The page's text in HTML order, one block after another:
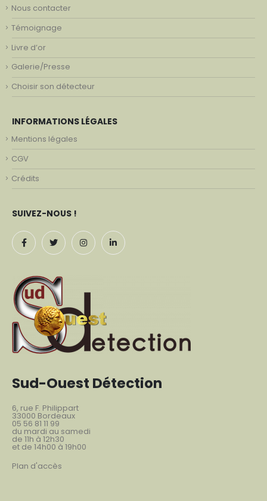
Nous contacter
Témoignage
Livre d’or
Galerie/Presse
Choisir son détecteur
INFORMATIONS LÉGALES
Mentions légales
CGV
Crédits
SUIVEZ-NOUS !
Sud-Ouest Détection
6, rue F. Philippart
33000 Bordeaux
05 56 81 11 99
du mardi au samedi
de 11h à 12h30
et de 14h00 à 19h00
Plan d'accès